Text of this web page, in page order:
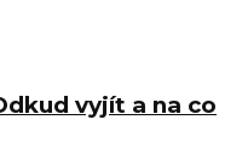
vyjít a na co